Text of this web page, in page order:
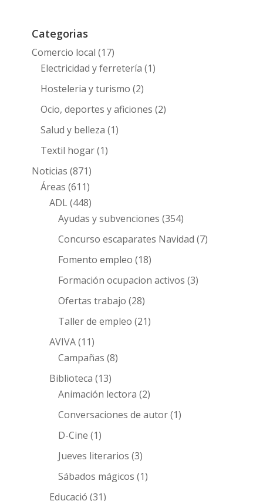
Categorias
Comercio local (17)
Electricidad y ferretería (1)
Hosteleria y turismo (2)
Ocio, deportes y aficiones (2)
Salud y belleza (1)
Textil hogar(1)
Noticias (871)
Áreas (611)
ADL(448)
Ayudas y subvenciones (354)
Concurso escaparates Navidad (7)
Fomento empleo (18)
Formación ocupacion activos (3)
Ofertas trabajo (28)
Taller de empleo (21)
AVIVA(11)
Campañas (8)
Biblioteca (13)
Animación lectora (2)
Conversaciones de autor(1)
D-Cine (1)
Jueves literarios (3)
Sábados mágicos (1)
Educació (31)